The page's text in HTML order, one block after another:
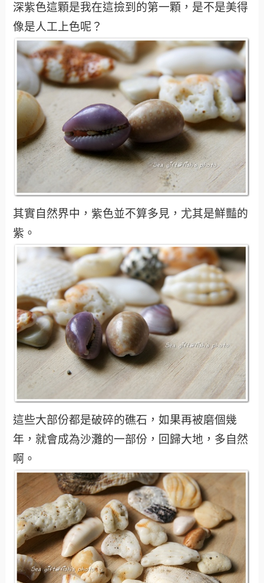
深紫色這顆是我在這撿到的第一顆，是不是美得
像是人工上色呢？
其實自然界中，紫色並不算多見，尤其是鮮豔的
紫。
這些大部份都是破碎的礁石，如果再被磨個幾
年，就會成為沙灘的一部份，回歸大地，多自然
啊。